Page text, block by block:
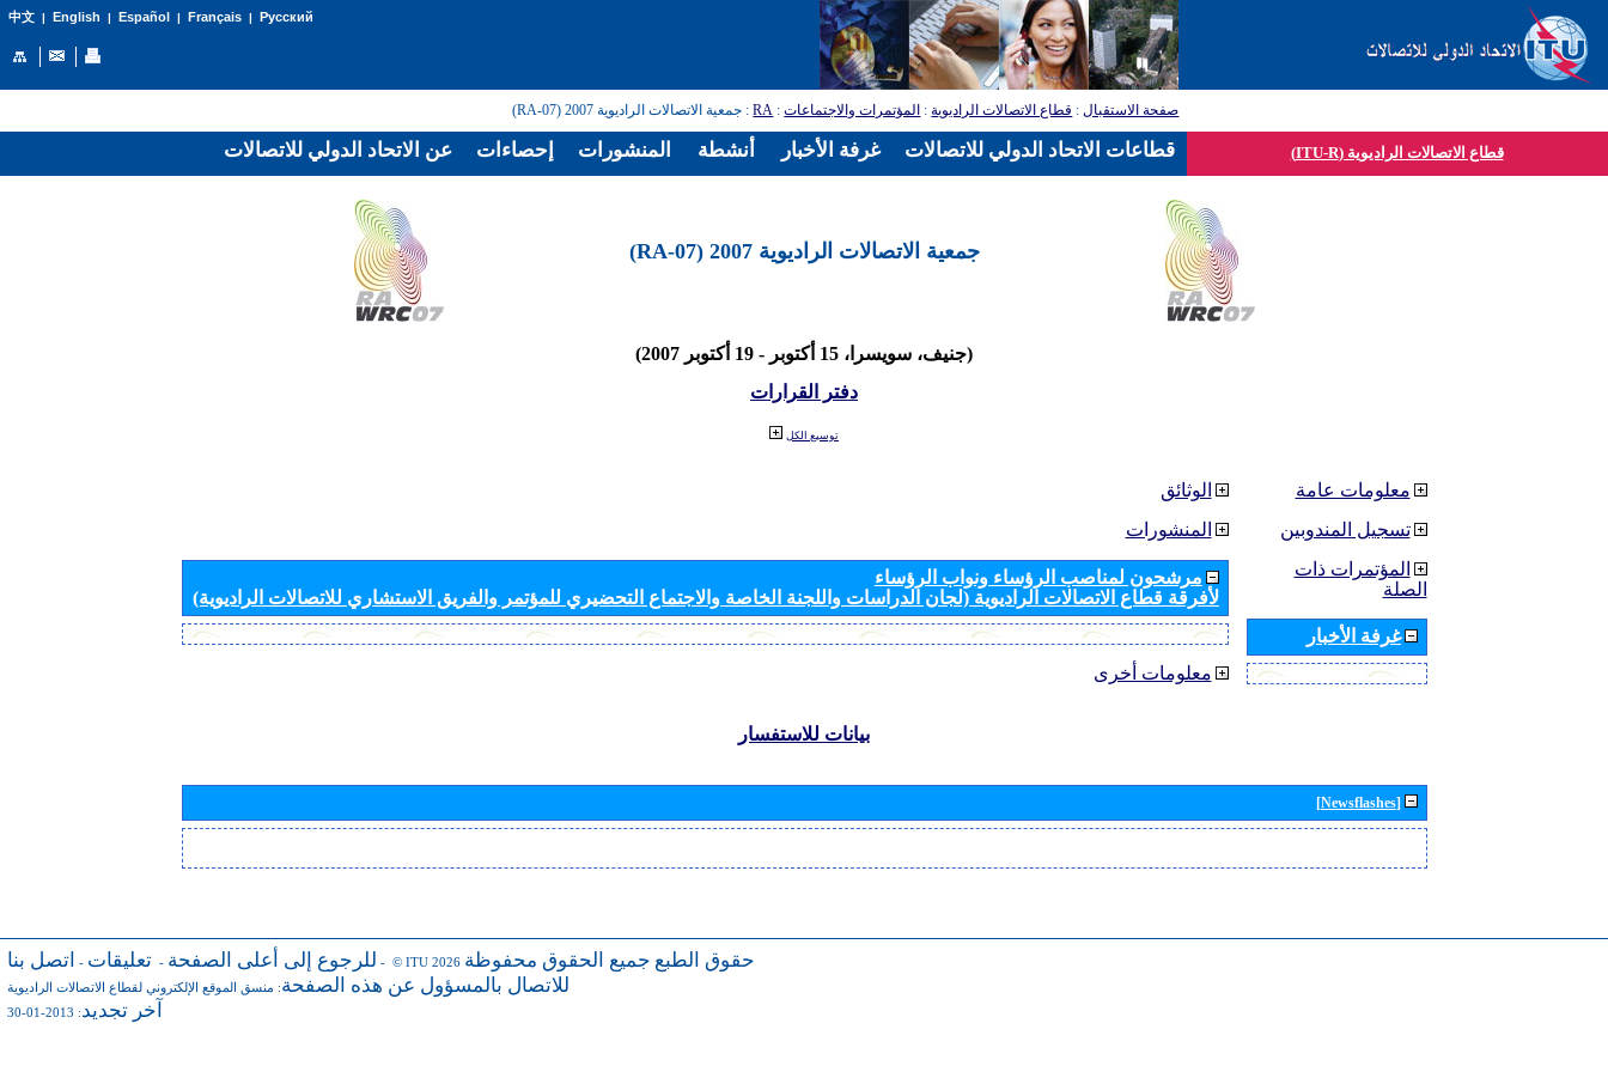
中文| English | Español | Français| Русский
صفحة الاستقبال: قطاع الاتصالات الراديوية: المؤتمرات والاجتماعات:
RA: جمعية الاتصالات الراديوية 2007 (RA-07)
قطاع الاتصالات الراديوية (ITU-R)
جمعية الاتصالات الراديوية 2007 (RA-07)
(جنيف، سويسرا، 15 أكتوبر - 19 أكتوبر 2007)
دفتر القرارات
توسيع الكل
الوثائق
المنشورات
مرشحون لمناصب الرؤساء ونواب الرؤساء
لأفرقة قطاع الاتصالات الراديوية (لجان الدراسات واللجنة الخاصة والاجتماع التحضيري للمؤتمر والفريق الاستشاري للاتصالات الراديوية)
معلومات أخرى
معلومات عامة
تسجيل المندوبين
المؤتمرات ذات
الصلة
غرفة الأخبار
بيانات للاستفسار
[Newsflashes]
للرجوع إلى أعلى الصفحة - تعليقات - اتصل بنا - © ITU 2026 حقوق الطبع جميع الحقوق محفوظة
للاتصال بالمسؤول عن هذه الصفحة: منسق الموقع الإلكتروني لقطاع الاتصالات الراديوية
آخر تجديد: 2013-01-30
عن الاتحاد الدولي للاتصالات إحصاءات المنشورات أنشطة غرفة الأخبار قطاعات الاتحاد الدولي للاتصالات